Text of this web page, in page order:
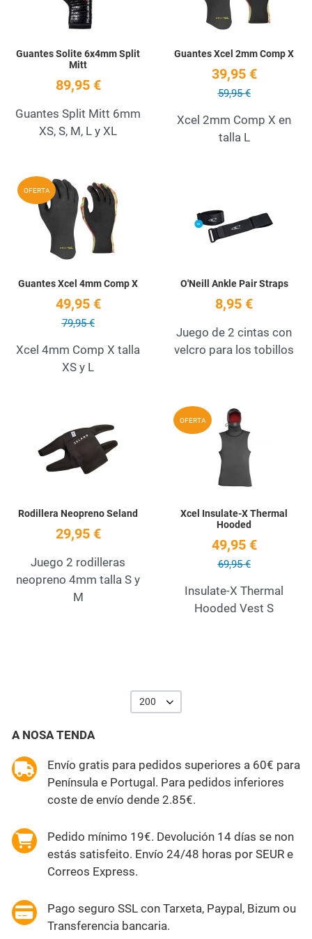
Guantes Solite 6x4mm Split
Mitt
89,95 €
Guantes Split Mitt 6mm
XS, S, M, L y XL
Guantes Xcel 2mm Comp X
39,95 €
59,95 €
Xcel 2mm Comp X en
talla L
OFERTA
Quick View
Guantes Xcel 4mm Comp X
49,95 €
79,95 €
Xcel 4mm Comp X talla
XS y L
O'Neill Ankle Pair Straps
8,95 €
Juego de 2 cintas con
velcro para los tobillos
Add to Wishlist
Rodillera Neopreno Seland
29,95 €
Juego 2 rodilleras
neopreno 4mm talla S y
M
OFERTA
Xcel Insulate-X Thermal
Hooded
49,95 €
69,95 €
Insulate-X Thermal
Hooded Vest S
200
A NOSA TENDA
Envío gratis para pedidos superiores a 60€ para
Península e Portugal. Para pedidos inferiores
coste de envío dende 2.85€.
Pedido mínimo 19€. Devolución 14 días se non
estás satisfeito. Envío 24/48 horas por SEUR e
Correos Express.
Pago seguro SSL con Tarxeta, Paypal, Bizum ou
Transferencia bancaria.